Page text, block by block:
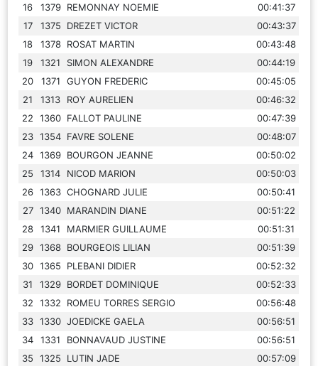
16
1379 REMONNAY NOEMIE
00:41:37
17
1375 DREZET VICTOR
00:43:37
18
1378 ROSAT MARTIN
00:43:48
19
1321 SIMON ALEXANDRE
00:44:19
20
1371 GUYON FREDERIC
00:45:05
21
1313 ROY AURELIEN
00:46:32
22
1360 FALLOT PAULINE
00:47:39
23 1354 FAVRE SOLENE
00:48:07
24 1369 BOURGON JEANNE
00:50:02
25
1314 NICOD MARION
00:50:03
26 1363 CHOGNARD JULIE
00:50:41
27 1340 MARANDIN DIANE
00:51:22
28
1341 MARMIER GUILLAUME
00:51:31
29 1368 BOURGEOIS LILIAN
00:51:39
30 1365 PLEBANI DIDIER
00:52:32
31
1329 BORDET DOMINIQUE
00:52:33
32
1332 ROMEU TORRES SERGIO
00:56:48
33 1330 JOEDICKE GAELA
00:56:51
34
1331 BONNAVAUD JUSTINE
00:56:51
35
1325 LUTIN JADE
00:57:09